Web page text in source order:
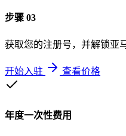
步骤 03
获取您的注册号，并解锁亚
开始入驻 查看价格
年度一次性费用